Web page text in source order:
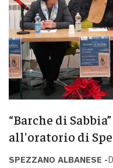
“Barche di
all'oratorio di
SPEZZANO ALBANESE -